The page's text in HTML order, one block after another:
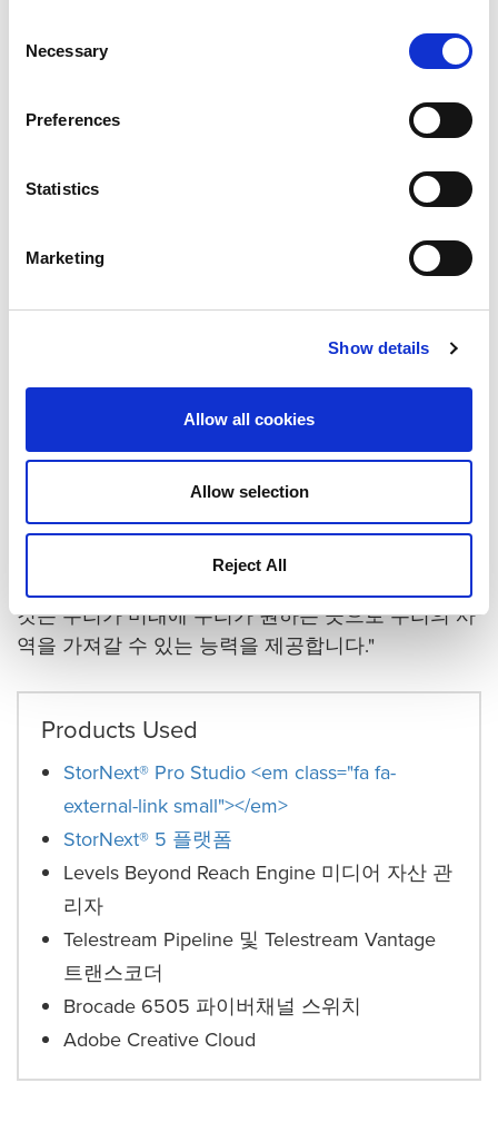
Selection
Necessary
Preferences
Statistics
Marketing
Show details
Allow all cookies
Allow selection
Reject All
일을 직접 공유하고 액세스할 수 있으므로 일반적인
제작 주기가 훨씬 빨라졌습니다."라고 말했습니다.
비용 또한 많이 절감됩니다. 효율성 증대로 인해 팀은
StorNext 시스템은 성능과 용량을 개별적으로 확장하
여 향후 성장이 경제적이 되도록 합니다. 그리고 아카
이브의 주문형 용량 증가는 슬롯이 필요한 경우에만
라이선스가 부여된다는 것을 의미합니다.
Levels Beyond 솔루션을 통해 매년 12만 달러를 절약
할 수 있습니다. 우리가 미래로 나아갈수록, 이 건물
내부에서는 우리의 목표를 성취하고 다가가고자 하
는 모든 사람들에게 다가갈 수 없을 것입니다."라고
매콜리프는 이렇게 결론을 내렸습니다. "우리는 의도
적으로 벽을 넘기로 결심했습니다. 그리고 우리가 선
것은 우리가 미래에 우리가 원하는 곳으로 우리의 사
역을 가져갈 수 있는 능력을 제공합니다."
Products Used
StorNext® Pro Studio <em class="fa fa-
external-link small"></em>
StorNext® 5 플랫폼
Levels Beyond Reach Engine 미디어 자산 관
리자
Telestream Pipeline 및 Telestream Vantage
트랜스코더
Brocade 6505 파이버채널 스위치
Adobe Creative Cloud